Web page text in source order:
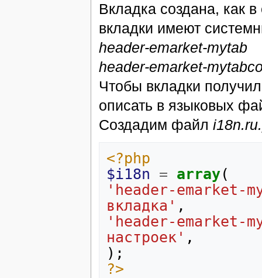
Вкладка создана, как
вкладки имеют
header-emarket-mytab
header-emarket-
Чтобы вкладки
описать в языковых
Создадим файл
<?php
$i18n
= array(
'header-emarket-
вкладка' ,
'header-emarket-
настроек' ,
);
?>